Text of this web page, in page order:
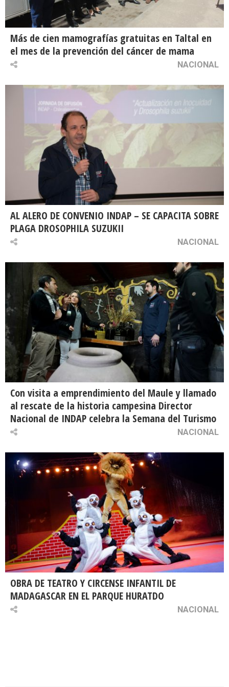
Más de cien mamografías gratuitas en Taltal en
el mes de la prevención del cáncer de mama
NACIONAL
AL ALERO DE CONVENIO INDAP – SE CAPACITA SOBRE
PLAGA DROSOPHILA SUZUKII
NACIONAL
Con visita a emprendimiento del Maule y llamado
al rescate de la historia campesina Director
Nacional de INDAP celebra la Semana del Turismo
NACIONAL
OBRA DE TEATRO Y CIRCENSE INFANTIL DE
MADAGASCAR EN EL PARQUE HURATDO
NACIONAL